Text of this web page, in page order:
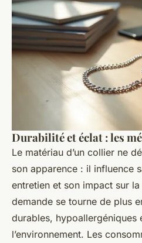
Durabilité et éclat : les
Le matériau d’un collier ne
son apparence : il influence
entretien et son impact sur
demande se tourne de plus
durables, hypoallergéniques
l’environnement. Les